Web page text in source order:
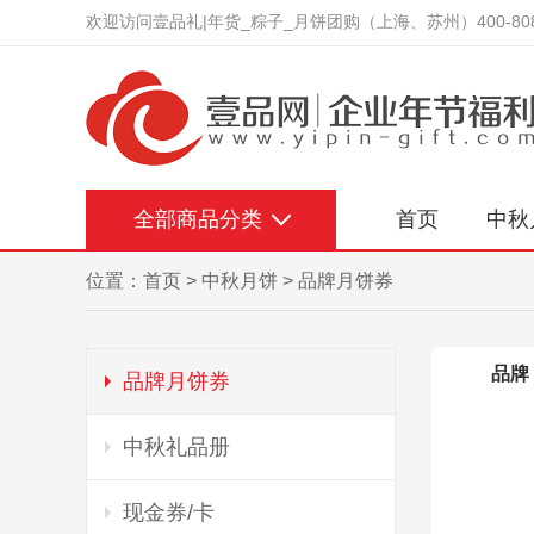
欢迎访问壹品礼|年货_粽子_月饼团购（上海、苏州）400-
全部商品分类 首页 中
位置： 首页 > 中秋月饼 > 品牌月饼券
品牌月饼券
中秋礼品册
现金券/卡
品牌